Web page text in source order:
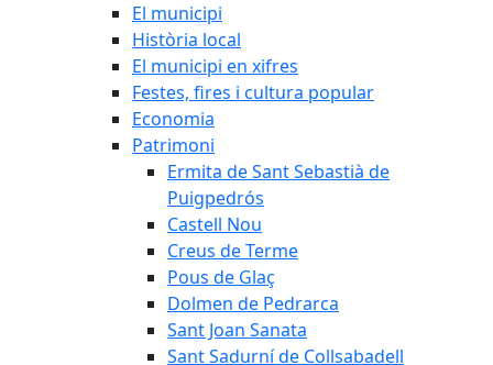
El municipi
Història local
El municipi en xifres
Festes, fires i cultura popular
Economia
Patrimoni
Ermita de Sant Sebastià de
Puigpedrós
Castell Nou
Creus de Terme
Pous de Glaç
Dolmen de Pedrarca
Sant Joan Sanata
Sant Sadurní de Collsabadell